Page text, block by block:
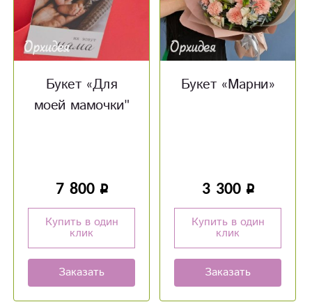
Букет «Для
моей мамочки"
7 800
Купить в один
клик
Заказать
Букет «‎Марни»‎
3 300
Купить в один
клик
Заказать